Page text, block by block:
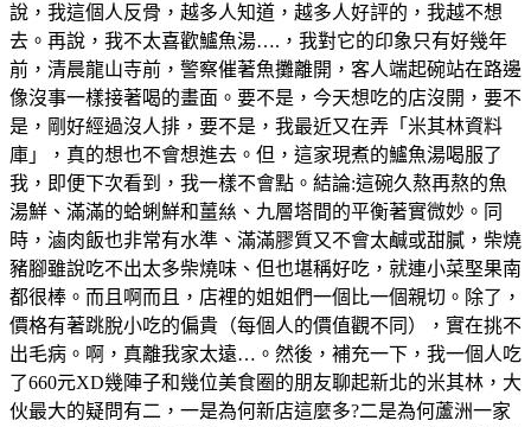
說，我這個人反骨，越多人知道，越多人好評的，我越不想
去。再說，我不太喜歡鱸魚湯….，我對它的印象只有好幾年
前，清晨龍山寺前，警察催著魚攤離開，客人端起碗站在路邊
像沒事一樣接著喝的畫面。要不是，今天想吃的店沒開，要不
是，剛好經過沒人排，要不是，我最近又在弄「米其林資料
庫」，真的想也不會想進去。但，這家現煮的鱸魚湯喝服了
我，即便下次看到，我一樣不會點。結論:這碗久熬再熬的魚
湯鮮、滿滿的蛤蜊鮮和薑𢇃、九層塔間的平衡著實微妙。同
時，滷肉飯也非常有水準、滿滿膠質又不會太鹹或甜膩，柴燒
豬腳雖說吃不出太多柴燒味、但也堪稱好吃，就連小菜埾果南
都很棒。而且啊而且，店裡的姐姐們一個比一個親切。除了，
價格有著跳脫小吃的偏貴（每個人的價值觀不同），實在挑不
出毛病。啊，真離我家太遠…。然後，補充一下，我一個人吃
了660元XD幾陣子和幾位美食圈的朋友聊起新北的米其林，大
伙最大的疑問有二，一是為何新店這麼多?二是為何蘆洲一家